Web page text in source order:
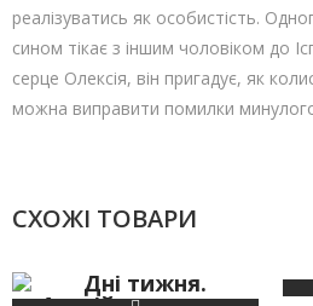
реалізуватись як особистість.
сином тікає з іншим чоловіком до
серце Олексія, він пригадує, як
можна виправити помилки
СХОЖІ ТОВАРИ